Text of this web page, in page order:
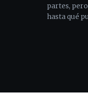
partes,
hasta qué